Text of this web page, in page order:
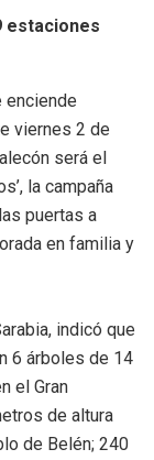
estaciones
enciende
viernes 2 de
será el
la campaña
puertas a
en familia y
indicó que
6 árboles de 14
el Gran
de altura
de Belén; 240